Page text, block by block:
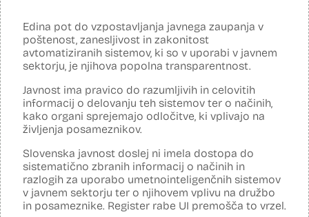
Edina pot do vzpostavljanja javnega zaupanja v
poštenost, zanesljivost in zakonitost
avtomatiziranih sistemov, ki so v uporabi v javnem
sektorju, je njihova popolna transparentnost.
Javnost ima pravico do razumljivih in celovitih
informacij o delovanju teh sistemov ter o načinih,
kako organi sprejemajo odločitve, ki vplivajo na
življenja posameznikov.
Slovenska javnost doslej ni imela dostopa do
sistematično zbranih informacij o načinih in
razlogih za uporabo umetnointeligenčnih sistemov
v javnem sektorju ter o njihovem vplivu na družbo
in posameznike. Register rabe UI premošča to vrzel.